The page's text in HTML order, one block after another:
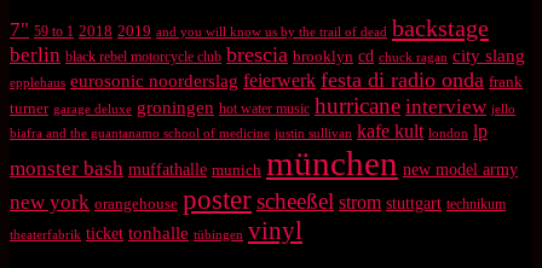
7" 59 to 1 2018 2019 and you will know us by the trail of dead backstage
berlin black rebel motorcycle club brescia brooklyn cd chuck ragan city slang
epplehaus eurosonic noorderslag feierwerk festa di radio onda frank
turner garage deluxe groningen hot water music hurricane interview jello
biafra and the guantanamo school of medicine justin sullivan kafe kult london lp
monster bash muffathalle munich münchen new model army
new york orangehouse posterscheeßel strom stuttgart technikum
theaterfabrik ticket tonhalle tübingen vinyl